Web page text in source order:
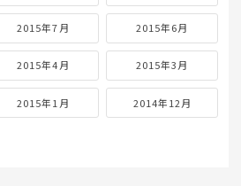
2015年7月 2015年6月
2015年4月 2015年3月
2015年1月 2014年12月